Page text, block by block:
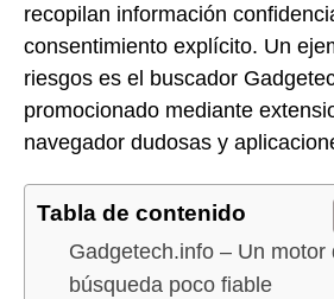
recopilan información
consentimiento explícito. Un
riesgos es el buscador
promocionado mediante
navegador dudosas y
Tabla de contenido
Gadgetech.info – Un motor
búsqueda poco fiable